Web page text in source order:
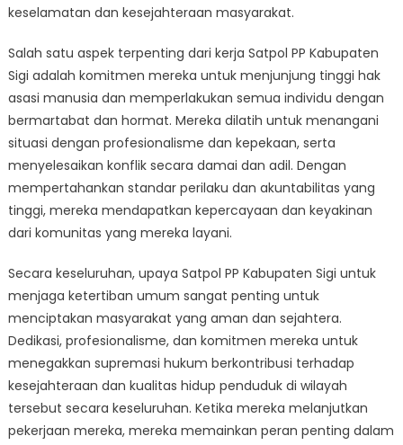
keselamatan dan kesejahteraan masyarakat.
Salah satu aspek terpenting dari kerja Satpol PP Kabupaten
Sigi adalah komitmen mereka untuk menjunjung tinggi hak
asasi manusia dan memperlakukan semua individu dengan
bermartabat dan hormat. Mereka dilatih untuk menangani
situasi dengan profesionalisme dan kepekaan, serta
menyelesaikan konflik secara damai dan adil. Dengan
mempertahankan standar perilaku dan akuntabilitas yang
tinggi, mereka mendapatkan kepercayaan dan keyakinan
dari komunitas yang mereka layani.
Secara keseluruhan, upaya Satpol PP Kabupaten Sigi untuk
menjaga ketertiban umum sangat penting untuk
menciptakan masyarakat yang aman dan sejahtera.
Dedikasi, profesionalisme, dan komitmen mereka untuk
menegakkan supremasi hukum berkontribusi terhadap
kesejahteraan dan kualitas hidup penduduk di wilayah
tersebut secara keseluruhan. Ketika mereka melanjutkan
pekerjaan mereka, mereka memainkan peran penting dalam